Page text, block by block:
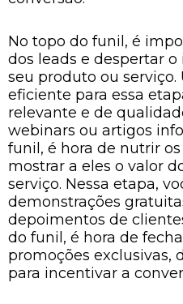
No topo do funil, é
dos leads e despertar
seu produto ou serviço.
eficiente para essa
relevante e de
webinars ou artigos
funil, é hora de nutrir
mostrar a eles o valor
serviço. Nessa etapa,
demonstrações
depoimentos de
do funil, é hora de
promoções exclusivas,
para incentivar a